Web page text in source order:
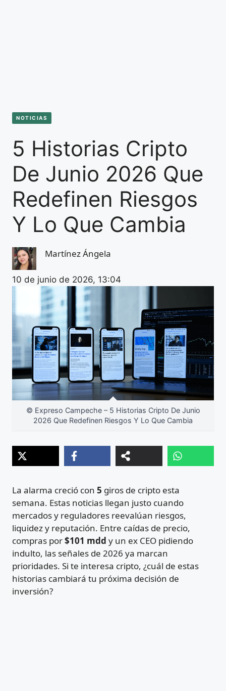
NOTICIAS
5 Historias Cripto
De Junio 2026 Que
Redefinen Riesgos
Y Lo Que Cambia
Martínez Ángela
10 de junio de 2026, 13:04
© Expreso Campeche – 5 Historias Cripto De Junio
2026 Que Redefinen Riesgos Y Lo Que Cambia
La alarma creció con 5 giros de cripto esta
semana. Estas noticias llegan justo cuando
mercados y reguladores reevalúan riesgos,
liquidez y reputación. Entre caídas de precio,
compras por$101 mdd y un ex CEO pidiendo
indulto, las señales de 2026 ya marcan
prioridades. Si te interesa cripto, ¿cuál de estas
historias cambiará tu próxima decisión de
inversión?